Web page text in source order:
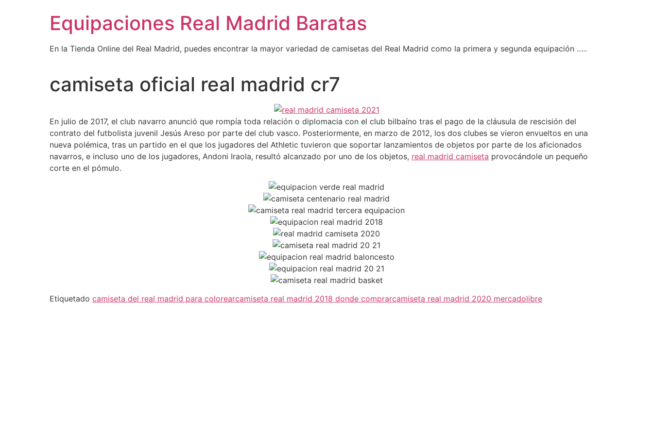
Equipaciones Real Madrid Baratas
En la Tienda Online del Real Madrid, puedes encontrar la mayor variedad de camisetas del Real Madrid como la primera y segunda equipación …..
camiseta oficial real madrid cr7
En julio de 2017, el club navarro anunció que rompía toda relación o diplomacia con el club bilbaíno tras el pago de la cláusula de rescisión del
contrato del futbolista juvenil Jesús Areso por parte del club vasco. Posteriormente, en marzo de 2012, los dos clubes se vieron envueltos en una
nueva polémica, tras un partido en el que los jugadores del Athletic tuvieron que soportar lanzamientos de objetos por parte de los aficionados
navarros, e incluso uno de los jugadores, Andoni Iraola, resultó alcanzado por uno de los objetos, real madrid camiseta provocándole un pequeño
corte en el pómulo.
Etiquetado camiseta del real madrid para colorearcamiseta real madrid 2018 donde comprarcamiseta real madrid 2020 mercadolibre